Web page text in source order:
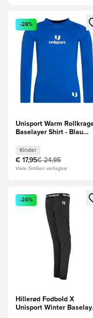
Öffnet ein Fenster
-28%
Unisport Warm
Baselayer Shirt - Blau
Kinder
€ 17,95€ 24,95
Viele Größen verfügbar
Öffnet ein Fenster
-24%
Hillerød Fodbold X
Unisport Winter